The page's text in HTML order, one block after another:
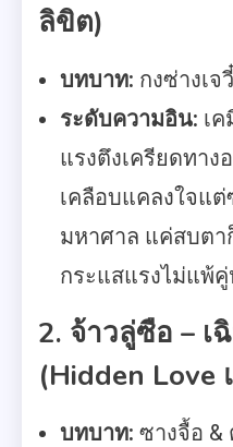
ลิขิต)
บทบาท: กงซ่างเ
ระดับความอิน: เ
แรงตึงเครียดทา
เคลือบแคลงใจแ
มหาศาล แค่สบต
กระแสแรงไม่แพ้
2. จ้าวลู่ซือ – เ
(Hidden Love
บทบาท: ซางจื้อ &